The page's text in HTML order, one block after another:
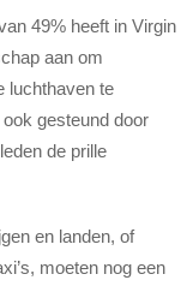
49% heeft in Virgin
aan om
luchthaven te
gesteund door
de prille
en landen, of
moeten nog een